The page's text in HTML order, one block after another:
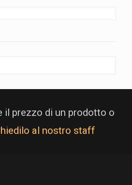
il prezzo di un prodotto o
al nostro staff